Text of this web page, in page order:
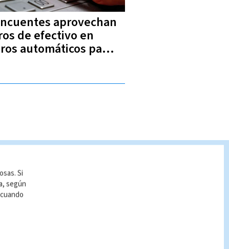
aprovechan
de efectivo en
automáticos para
Si
según